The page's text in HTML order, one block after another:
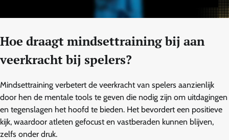
Hoe draagt mindsettraining bij aan
veerkracht bij spelers?
Mindsettraining verbetert de veerkracht van spelers aanzienlijk
door hen de mentale tools te geven die nodig zijn om uitdagingen
en tegenslagen het hoofd te bieden. Het bevordert een positieve
kijk, waardoor atleten gefocust en vastberaden kunnen blijven,
zelfs onder druk.